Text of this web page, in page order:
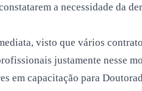
a necessidade da
visto que vários
justamente nesse
em capacitação para